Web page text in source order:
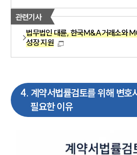
관련기사
법무법인 대륜, 한국M&A거래소와
성장 지원
4. 계약서법률검토를 위해 변호
필요한 이유